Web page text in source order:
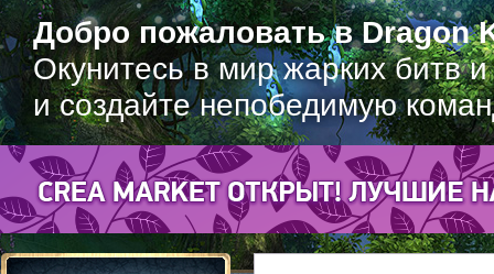
Добро пожаловать в Dragon
Окунитесь в мир жарких битв
и создайте непобедимую